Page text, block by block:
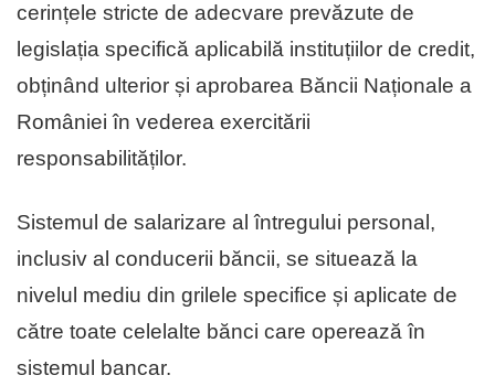
cerințele stricte de adecvare prevăzute de
legislația specifică aplicabilă instituțiilor de credit,
obținând ulterior și aprobarea Băncii Naționale a
României în vederea exercitării
responsabilităților.
Sistemul de salarizare al întregului personal,
inclusiv al conducerii băncii, se situează la
nivelul mediu din grilele specifice și aplicate de
către toate celelalte bănci care operează în
sistemul bancar.